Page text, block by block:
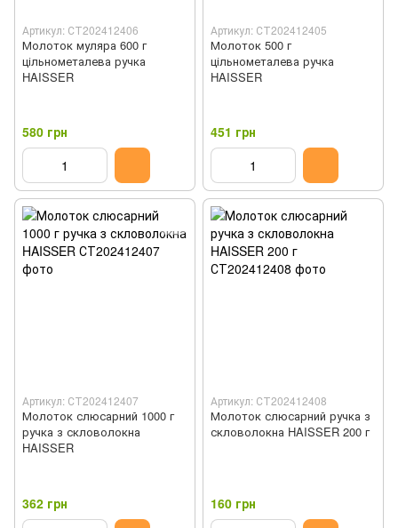
Артикул: СТ202412406
Молоток муляра 600 г
цільнометалева ручка
HAISSER
580 грн
Артикул: СТ202412405
Молоток 500 г
цільнометалева ручка
HAISSER
451 грн
Артикул: СТ202412407
Молоток слюсарний 1000 г
ручка з скловолокна
HAISSER
362 грн
Артикул: СТ202412408
Молоток слюсарний ручка з
скловолокна HAISSER 200 г
160 грн